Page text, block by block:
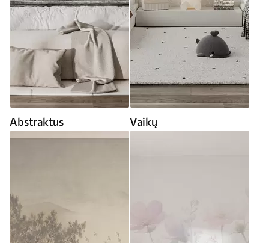
Abstraktus Vaikų